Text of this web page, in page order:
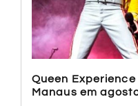
Queen
Manaus em